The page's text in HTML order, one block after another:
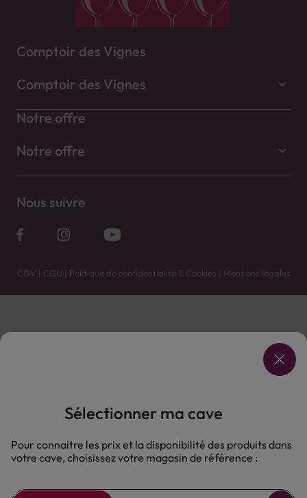
Comptoir des Vignes
Comptoir des Vignes
Notre offre
Notre offre
Nous suivre
CGV | CGU | Politique de confidentialité & Cookies | Mentions légales
Vente uniquement en caves. Contactez votre caviste pour plus de renseignements.
L'ABUS D'ALCOOL EST DANGEREUX POUR LA SANTÉ, À CONSOMMER AVEC MODÉRATION.
Sélectionner ma cave
Pour connaitre les prix et la disponibilité des produits dans
votre cave, choisissez votre magasin de référence :